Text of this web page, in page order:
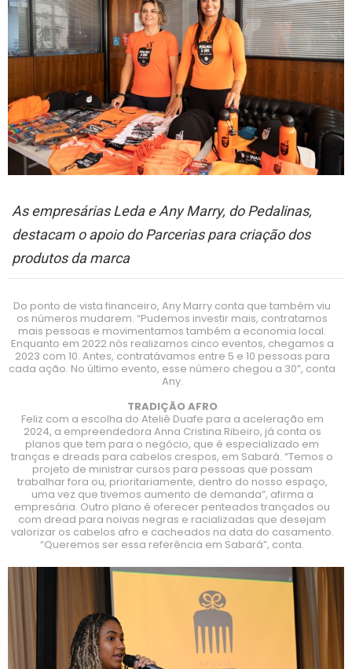
As empresárias Leda e Any Marry, do Pedalinas,
destacam o apoio do Parcerias para criação dos
produtos da marca
Do ponto de vista financeiro, Any Marry conta que também viu
os números mudarem. “Pudemos investir mais, contratamos
mais pessoas e movimentamos também a economia local.
Enquanto em 2022 nós realizamos cinco eventos, chegamos a
2023 com 10. Antes, contratávamos entre 5 e 10 pessoas para
cada ação. No último evento, esse número chegou a 30”, conta
Any.
TRADIÇÃO AFRO
Feliz com a escolha do Ateliê Duafe para a aceleração em
2024, a empreendedora Anna Cristina Ribeiro, já conta os
planos que tem para o negócio, que é especializado em
tranças e dreads para cabelos crespos, em Sabará. “Temos o
projeto de ministrar cursos para pessoas que possam
trabalhar fora ou, prioritariamente, dentro do nosso espaço,
uma vez que tivemos aumento de demanda”, afirma a
empresária. Outro plano é oferecer penteados trançados ou
com dread para noivas negras e racializadas que desejam
valorizar os cabelos afro e cacheados na data do casamento.
“Queremos ser essa referência em Sabará”, conta.